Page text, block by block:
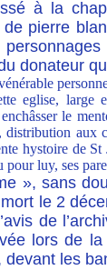
à la
pierre
donateur
eglise, large
le
aux
hystoire de
luy, ses
», sans
le 2
de
lors de
les